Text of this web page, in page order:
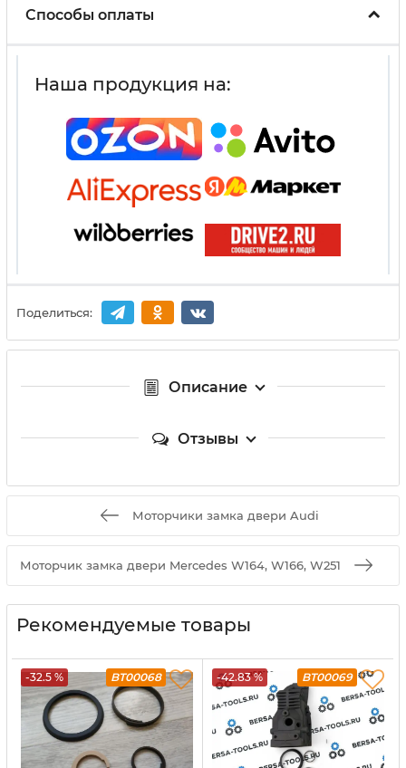
Способы оплаты
Наша продукция на:
Поделиться:
Описание
Отзывы
Моторчики замка двери Audi
Моторчик замка двери Mercedes W164, W166, W251
Рекомендуемые товары
-32.5 % BT00068 -42.83 % BT00069